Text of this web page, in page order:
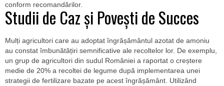
conform recomandărilor.
Studii de Caz și Povești de Succes
Mulți agricultori care au adoptat îngrășământul azotat de amoniu
au constat îmbunătățiri semnificative ale recoltelor lor. De exemplu,
un grup de agricultori din sudul României a raportat o creștere
medie de 20% a recoltei de legume după implementarea unei
strategii de fertilizare bazate pe acest îngrășământ. Utilizând